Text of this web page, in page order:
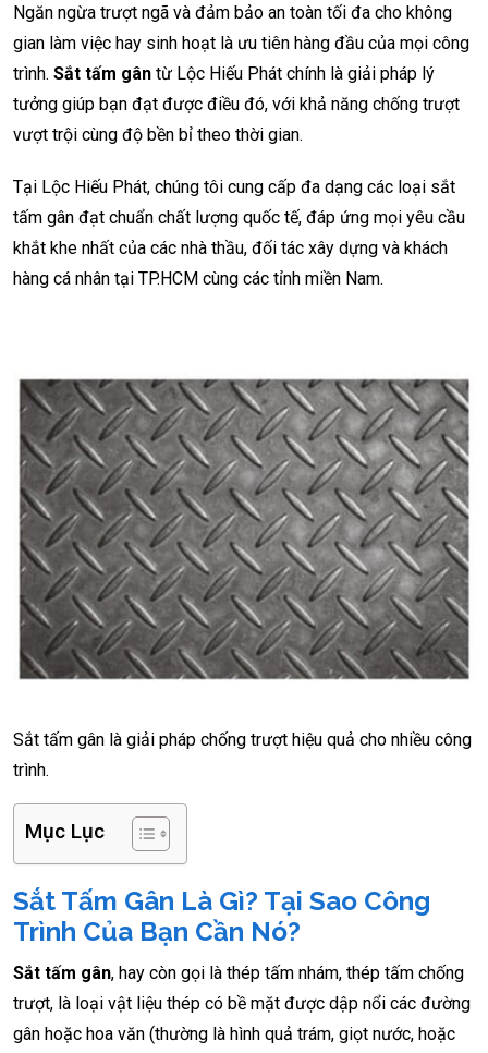
Ngăn ngừa trượt ngã và đảm bảo an toàn tối đa cho không
gian làm việc hay sinh hoạt là ưu tiên hàng đầu của mọi công
trình. Sắt tấm gân từ Lộc Hiếu Phát chính là giải pháp lý
tưởng giúp bạn đạt được điều đó, với khả năng chống trượt
vượt trội cùng độ bền bỉ theo thời gian.
Tại Lộc Hiếu Phát, chúng tôi cung cấp đa dạng các loại sắt
tấm gân đạt chuẩn chất lượng quốc tế, đáp ứng mọi yêu cầu
khắt khe nhất của các nhà thầu, đối tác xây dựng và khách
hàng cá nhân tại TP.HCM cùng các tỉnh miền Nam.
Sắt tấm gân là giải pháp chống trượt hiệu quả cho nhiều công
trình.
Mục Lục
Sắt Tấm Gân Là Gì? Tại Sao Công
Trình Của Bạn Cần Nó?
Sắt tấm gân, hay còn gọi là thép tấm nhám, thép tấm chống
trượt, là loại vật liệu thép có bề mặt được dập nổi các đường
gân hoặc hoa văn (thường là hình quả trám, giọt nước, hoặc